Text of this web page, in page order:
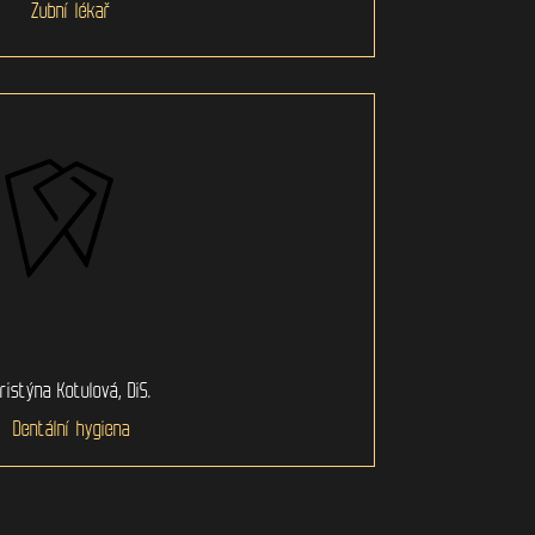
Zubní lékař
Kotulová, DiS.
Dentální hygiena